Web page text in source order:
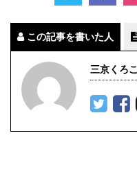
この記事を書いた人
三京くろこ